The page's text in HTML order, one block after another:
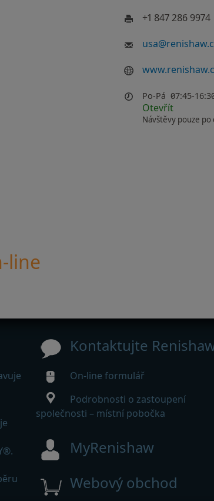
+1 847 286 9974
usa@
Po-Pá 07:45-
Otevřít
Návštěvy pouze po
line
Kontaktujte
On-line formulář
Podrobnosti o zastoupení
společnosti – místní pobočka
MyRenishaw
Webový obchod